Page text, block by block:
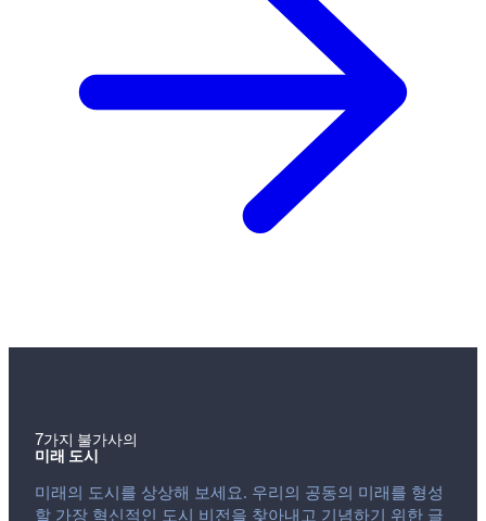
7가지 불가사의
미래 도시
미래의 도시를 상상해 보세요. 우리의 공동의 미래를 형성
할 가장 혁신적인 도시 비전을 찾아내고 기념하기 위한 글